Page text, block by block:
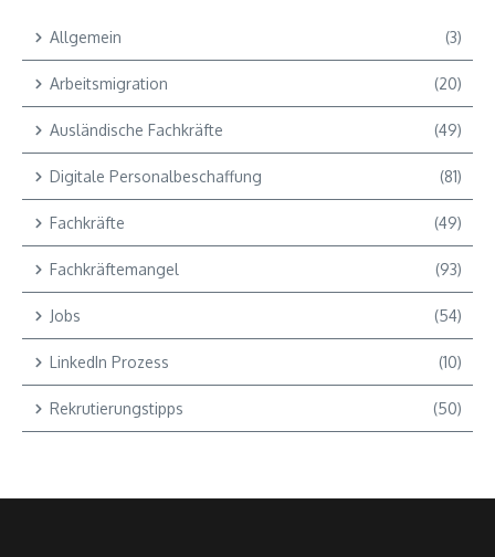
Allgemein (3)
Arbeitsmigration (20)
Ausländische Fachkräfte (49)
Digitale Personalbeschaffung (81)
Fachkräfte (49)
Fachkräftemangel (93)
Jobs (54)
LinkedIn Prozess (10)
Rekrutierungstipps (50)